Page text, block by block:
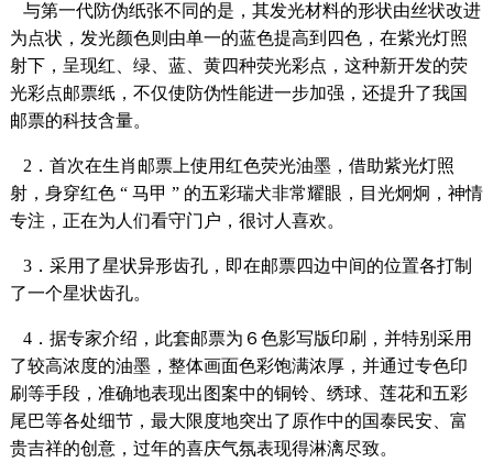
与第一代防伪纸张不同的是，其发光材料的形状由丝状改进
为点状，发光颜色则由单一的蓝色提高到四色，在紫光灯照
射下，呈现红、绿、蓝、黄四种荧光彩点，这种新开发的荧
光彩点邮票纸，不仅使防伪性能进一步加强，还提升了我国
邮票的科技含量。
2．首次在生肖邮票上使用红色荧光油墨，借助紫光灯照
射，身穿红色 “ 马甲 ” 的五彩瑞犬非常耀眼，目光炯炯，神情
专注，正在为人们看守门户，很讨人喜欢。
3．采用了星状异形齿孔，即在邮票四边中间的位置各打制
了一个星状齿孔。
4．据专家介绍，此套邮票为６色影写版印刷，并特别采用
了较高浓度的油墨，整体画面色彩饱满浓厚，并通过专色印
刷等手段，准确地表现出图案中的铜铃、绣球、莲花和五彩
尾巴等各处细节，最大限度地突出了原作中的国泰民安、富
贵吉祥的创意，过年的喜庆气氛表现得淋漓尽致。